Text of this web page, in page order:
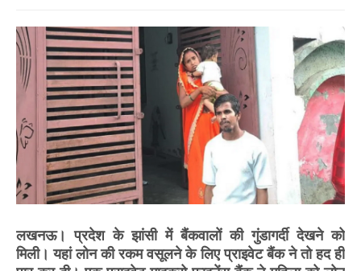
लखनऊ। प्रदेश के झांसी में बैंकवालों की गुंडागर्दी देखने को
मिली। यहां लोन की रकम वसूलने के लिए प्राइवेट बैंक ने तो हद ही